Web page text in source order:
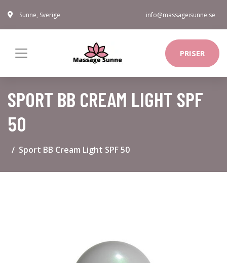
Sunne, Sverige info@massageisunne.se
PRISER
SPORT BB CREAM LIGHT SPF
50
Sport BB Cream Light SPF 50